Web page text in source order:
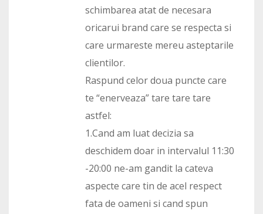
schimbarea atat de necesara
oricarui brand care se respecta si
care urmareste mereu asteptarile
clientilor.
Raspund celor doua puncte care
te “enerveaza” tare tare tare
astfel:
1.Cand am luat decizia sa
deschidem doar in intervalul 11:30
-20:00 ne-am gandit la cateva
aspecte care tin de acel respect
fata de oameni si cand spun